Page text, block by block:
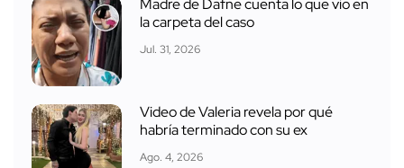
Madre de Dafne cuenta lo que vio en
la carpeta del caso
Jul. 31, 2026
Video de Valeria revela por qué
habría terminado con su ex
Ago. 4, 2026